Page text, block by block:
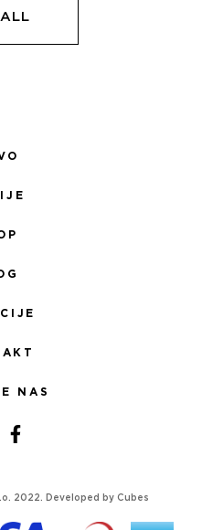
NAS
2022. Developed by Cubes